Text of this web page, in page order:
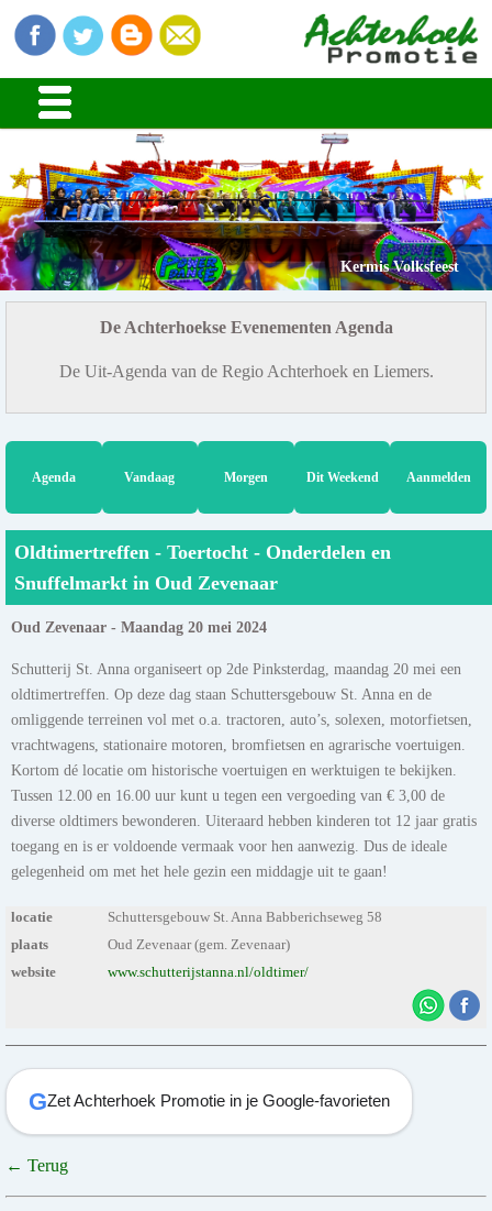
Kermis Volksfeest
De Achterhoekse Evenementen Agenda
De Uit-Agenda van de Regio Achterhoek en Liemers.
Agenda Vandaag Morgen Dit Weekend Aanmelden
Oldtimertreffen - Toertocht - Onderdelen en
Snuffelmarkt in Oud Zevenaar
Oud Zevenaar - Maandag 20 mei 2024
Schutterij St. Anna organiseert op 2de Pinksterdag, maandag 20 mei een
oldtimertreffen. Op deze dag staan Schuttersgebouw St. Anna en de
omliggende terreinen vol met o.a. tractoren, auto’s, solexen, motorfietsen,
vrachtwagens, stationaire motoren, bromfietsen en agrarische voertuigen.
Kortom dé locatie om historische voertuigen en werktuigen te bekijken.
Tussen 12.00 en 16.00 uur kunt u tegen een vergoeding van € 3,00 de
diverse oldtimers bewonderen. Uiteraard hebben kinderen tot 12 jaar gratis
toegang en is er voldoende vermaak voor hen aanwezig. Dus de ideale
gelegenheid om met het hele gezin een middagje uit te gaan!
locatie
Schuttersgebouw St. Anna Babberichseweg 58
plaats
Oud Zevenaar (gem. Zevenaar)
website
www.schutterijstanna.nl/oldtimer/
GZet Achterhoek Promotie in je Google-favorieten
← Terug